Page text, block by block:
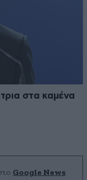
στα καμένα
Google News